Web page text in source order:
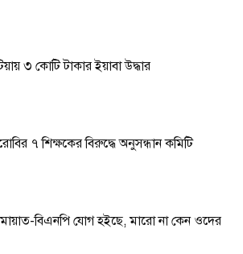
৩ কোটি টাকার ইয়াবা উদ্ধার
৭ শিক্ষকের বিরুদ্ধে অনুসন্ধান কমিটি
বিএনপি যোগ হইছে, মারো না কেন ওদের